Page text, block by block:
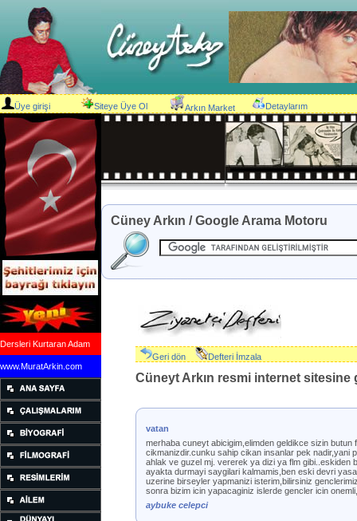
Üye girişi Siteye Üye Ol Arkın Market Detaylarım
Dersleri Kurtaran Adam
www.MuratArkin.com
Cüney Arkın / Google Arama Motoru
Geri dön Defteri İmzala
Cüneyt Arkın resmi internet
vatan
merhaba cuneyt abicigim,elimden geldikce sizin
cikmanizdir.cunku sahip cikan insanlar pek nadir,yani
ahlak ve guzel mj. vererek ya dizi ya flm gibi..eskiden
ayakta durmayi saygilari kalmamis,ben eski devri
uzerine birseyler yapmanizi isterim,bilirsiniz
sonra bizim icin yapacaginiz islerde gencler icin
aybuke celepci